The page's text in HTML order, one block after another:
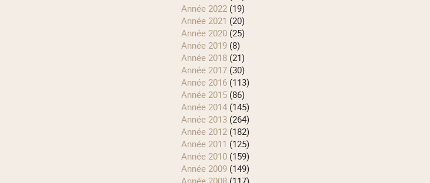
année 2022(19)
année 2021 (20)
année 2020(25)
année 2019(8)
année 2018(21)
année 2017(30)
année 2016(113)
année 2015(86)
année 2014(145)
année 2013(264)
année 2012(182)
année 2011 (125)
année 2010(159)
année 2009(149)